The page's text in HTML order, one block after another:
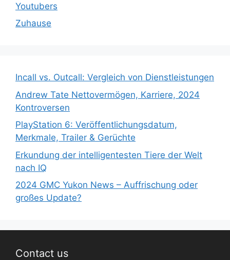
Youtubers
Zuhause
Incall vs. Outcall: Vergleich von Dienstleistungen
Andrew Tate Nettovermögen, Karriere, 2024
Kontroversen
PlayStation 6: Veröffentlichungsdatum,
Merkmale, Trailer & Gerüchte
Erkundung der intelligentesten Tiere der Welt
nach IQ
2024 GMC Yukon News – Auffrischung oder
großes Update?
Contact us